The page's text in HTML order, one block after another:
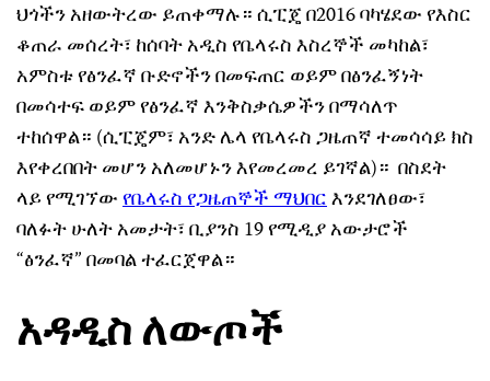
ህጎችን አዘውትረው ይጠቀማሉ። ሲፒጄ በ2016 ባካሄደው የእስር
ቆጠራ መሰረት፣ ከሰባት አዲስ የቤላሩስ እስረኞች መካከል፣
አምስቱ የፅንፈኛ ቡድኖችን በመፍጠር ወይም በፅንፈኝነት
በመሳተፍ ወይም የፅንፈኛ እንቅስቃሴዎችን በማሳለጥ
ተከሰዋል። (ሲፒጄም፣ አንድ ሌላ የቤላሩስ ጋዜጠኛ ተመሳሳይ ክስ
እየቀረበበት መሆን አለመሆኑን እየመረመረ ይገኛል)። በስደት
ላይ የሚገኘውየቤላሩስ የጋዜጠኞች ማህበርእንደገለፀው፣
ባለፉት ሁለት አመታት፣ ቢያንስ 19 የሚዲያ አውታሮች
“ፅንፈኛ” በመባል ተፈርጀዋል።
አዳዲስ ለውጦች